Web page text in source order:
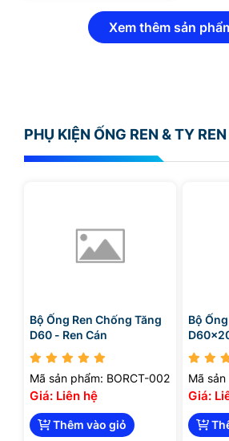
Xem thêm sản
PHỤ KIỆN ỐNG REN & TY REN
Bộ Ống Ren Chống Tăng
D60 - Ren Cán
Mã sản phẩm: BORCT-002
Giá: Liên hệ
Thêm vào giỏ
Bộ
Mã sản
Giá: